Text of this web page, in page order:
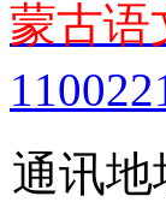
蒙古语
通讯地